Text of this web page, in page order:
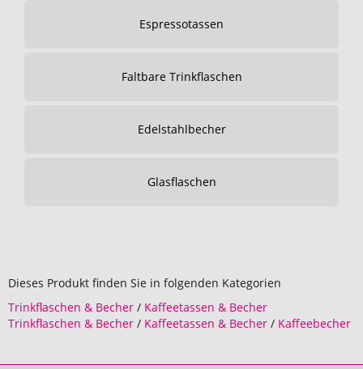
Espressotassen
Faltbare Trinkflaschen
Edelstahlbecher
Glasflaschen
Dieses Produkt finden Sie in folgenden Kategorien
Trinkflaschen & Becher / Kaffeetassen & Becher
Trinkflaschen & Becher / Kaffeetassen & Becher / Kaffeebecher